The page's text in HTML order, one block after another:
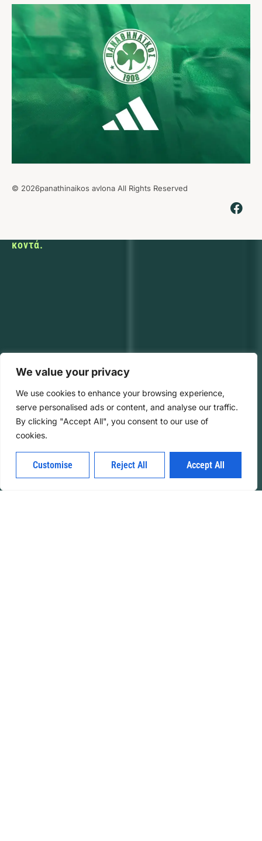
We value your privacy
We use cookies to enhance your browsing experience,
serve personalised ads or content, and analyse our traffic.
By clicking "Accept All", you consent to our use of
cookies.
Customise Reject All Accept All
© 2026panathinaikos avlona All Rights Reserved
κοντά.